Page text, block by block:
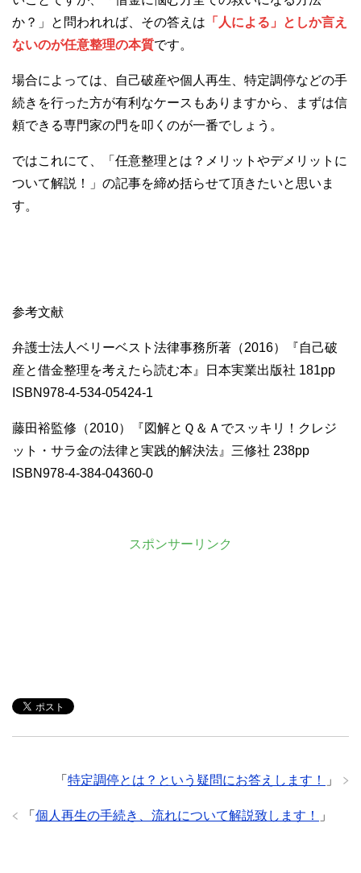
か？」と問われれば、その答えは 「人による」としか言え
ないのが任意整理の本質です。
場合によっては、自己破産や個人再生、特定調停などの手
続きを行った方が有利なケースもありますから、まずは信
頼できる専門家の門を叩くのが一番でしょう。
ではこれにて、「任意整理とは？メリットやデメリットに
ついて解説！」の記事を締め括らせて頂きたいと思いま
す。
参考文献
弁護士法人ベリーベスト法律事務所著（2016）『自己破
産と借金整理を考えたら読む本』日本実業出版社 181pp
ISBN978-4-534-05424-1
藤田裕監修（2010）『図解とＱ＆Ａでスッキリ！クレジ
ット・サラ金の法律と実践的解決法』三修社 238pp
ISBN978-4-384-04360-0
スポンサーリンク
「 特定調停とは？という疑問にお答えします！ 」
「 個人再生の手続き、流れについて解説致します！ 」